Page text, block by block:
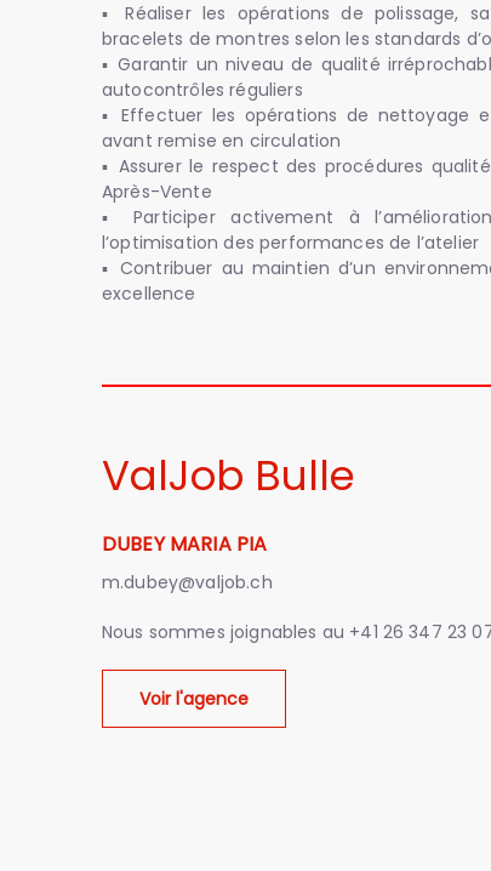
▪ Réaliser les opérations de polissage,
bracelets de montres selon les standards
▪ Garantir un niveau de qualité
autocontrôles réguliers
▪ Effectuer les opérations de nettoyage
avant remise en circulation
▪ Assurer le respect des procédures
Après-Vente
▪ Participer activement à
l’optimisation des performances de l’atelier
▪ Contribuer au maintien d’un
excellence
ValJob Bulle
DUBEY MARIA PIA
m.dubey@valjob.ch
Nous sommes joignables au +41 26 347 23
Voir l'agence